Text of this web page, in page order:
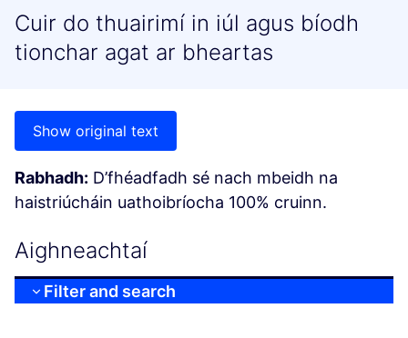
Cuir do thuairimí in iúl agus bíodh
tionchar agat ar bheartas
Show original text
Rabhadh: D’fhéadfadh sé nach mbeidh na
haistriúcháin uathoibríocha 100% cruinn.
Aighneachtaí
Filter and search